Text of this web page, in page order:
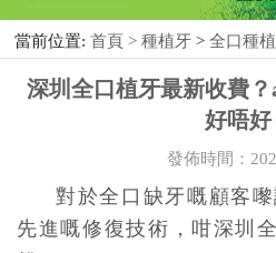
當前位置: 首頁 >種植牙 >全口種植
深圳全口植牙最新收費
好唔好
發佈時間：
對於全口缺牙嘅顧客
先進嘅修復技術，咁深圳